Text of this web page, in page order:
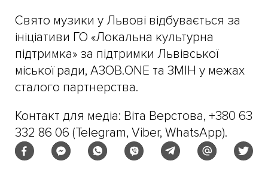
Свято музики у Львові відбувається за
ініціативи ГО «Локальна культурна
підтримка» за підтримки Львівської
міської ради, АЗОВ.ONE та ЗМІН у межах
сталого партнерства.
Контакт для медіа: Віта Верстова, +380 63
332 86 06 (Telegram, Viber, WhatsApp).